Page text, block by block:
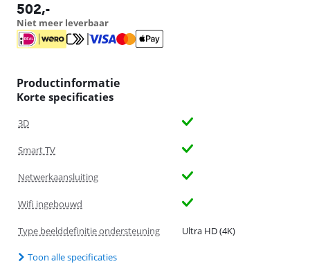
502,-
Niet meer leverbaar
Productinformatie
Korte specificaties
3D
Smart TV
Netwerkaansluiting
Wifi ingebouwd
Type beelddefinitie ondersteuning Ultra HD (4K)
Toon alle specificaties